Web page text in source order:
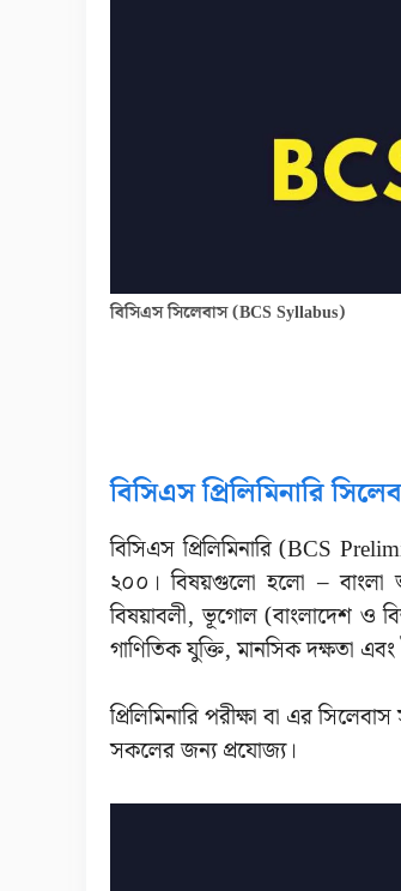
বিসিএস সিলেবাস (BCS Syllabus)
বিসিএস প্রিলিমিনারি
বিসিএস প্রিলিমিনারি (BCS
২০০। বিষয়গুলো হলো – বাংলা
বিষয়াবলী, ভূগোল (বাংলাদেশ ও
গাণিতিক যুক্তি, মানসিক দক্ষতা
প্রিলিমিনারি পরীক্ষা বা এর
সকলের জন্য প্রযোজ্য।